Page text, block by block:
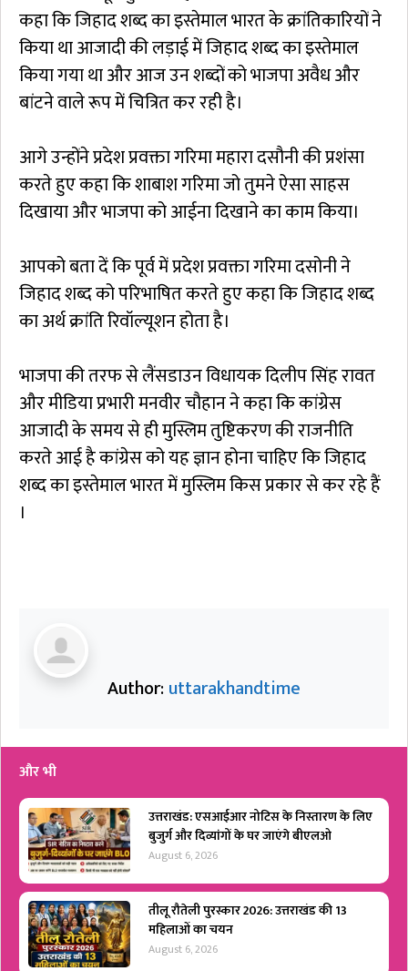
कहा कि जिहाद शब्द का इस्तेमाल भारत के क्रांतिकारियों ने
किया था आजादी की लड़ाई में जिहाद शब्द का इस्तेमाल
किया गया था और आज उन शब्दों को भाजपा अवैध और
बांटने वाले रूप में चित्रित कर रही है।
आगे उन्होंने प्रदेश प्रवक्ता गरिमा महारा दसौनी की प्रशंसा
करते हुए कहा कि शाबाश गरिमा जो तुमने ऐसा साहस
दिखाया और भाजपा को आईना दिखाने का काम किया।
आपको बता दें कि पूर्व में प्रदेश प्रवक्ता गरिमा दसोनी ने
जिहाद शब्द को परिभाषित करते हुए कहा कि जिहाद शब्द
का अर्थ क्रांति रिवॉल्यूशन होता है।
भाजपा की तरफ से लैंसडाउन विधायक दिलीप सिंह रावत
और मीडिया प्रभारी मनवीर चौहान ने कहा कि कांग्रेस
आजादी के समय से ही मुस्लिम तुष्टिकरण की राजनीति
करते आई है कांग्रेस को यह ज्ञान होना चाहिए कि जिहाद
शब्द का इस्तेमाल भारत में मुस्लिम किस प्रकार से कर रहे हैं
।
Author:uttarakhandtime
और भी
उत्तराखंड: एसआईआर नोटिस के निस्तारण के लिए
बुजुर्ग और दिव्यांगों के घर जाएंगे बीएलओ
August 6, 2026
तीलू रौतेली पुरस्कार 2026: उत्तराखंड की 13
महिलाओं का चयन
August 6, 2026